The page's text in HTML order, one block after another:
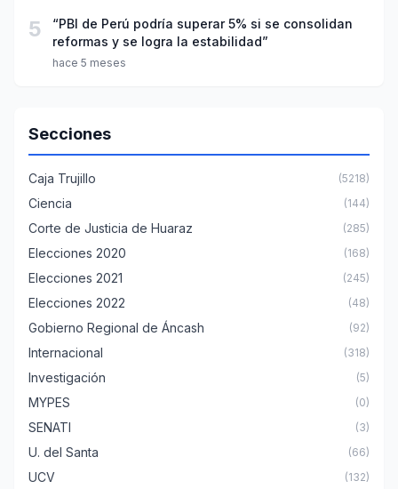
5
“PBI de Perú podría superar 5% si se consolidan
reformas y se logra la estabilidad”
hace 5 meses
Secciones
Caja Trujillo (5218)
Ciencia (144)
Corte de Justicia de Huaraz (285)
Elecciones 2020 (168)
Elecciones 2021 (245)
Elecciones 2022 (48)
Gobierno Regional de Áncash (92)
Internacional (318)
Investigación (5)
MYPES (0)
SENATI (3)
U. del Santa (66)
UCV (132)